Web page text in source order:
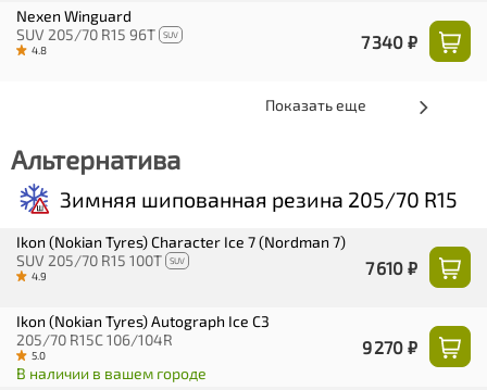
Nexen Winguard
SUV 205/70 R15 96T
SUV
4.8 7 340 ₽
Показать еще
Альтернатива
Зимняя шипованная резина 205/70 R15
Ikon (Nokian Tyres) Character Ice 7 (Nordman 7)
SUV 205/70 R15 100T
SUV
4.9 7 610 ₽
Ikon (Nokian Tyres) Autograph Ice C3
205/70 R15C 106/104R
5.0
В наличии в вашем городе
9 270 ₽